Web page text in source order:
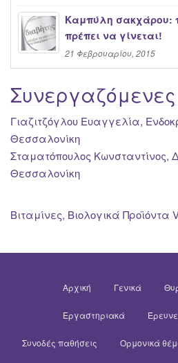
Καμπύλη σακχάρου:
πρέπει να γίνεται!
21 Φεβρουαρίου, 2015
Γιαζιτζόγλου Ευαγγελία,
Θεσσαλονίκη
Σταματόπουλος Κωνσταντίνος,
Θεσσαλονίκη
Βιταμίνες, Βιολογικά Προϊόντα
Αρχική Γενικά
Εργαστηριακά
Συνοδές παθήσεις Ορμονικά